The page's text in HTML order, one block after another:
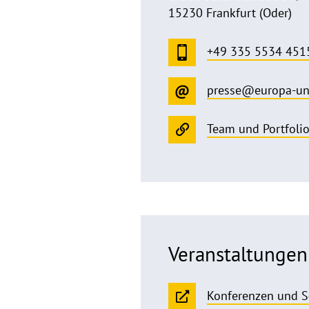
15230 Frankfurt (Oder)
+49 335 5534
presse@europa-
Team und Portfolio
Veranstaltungen
Konferenzen und